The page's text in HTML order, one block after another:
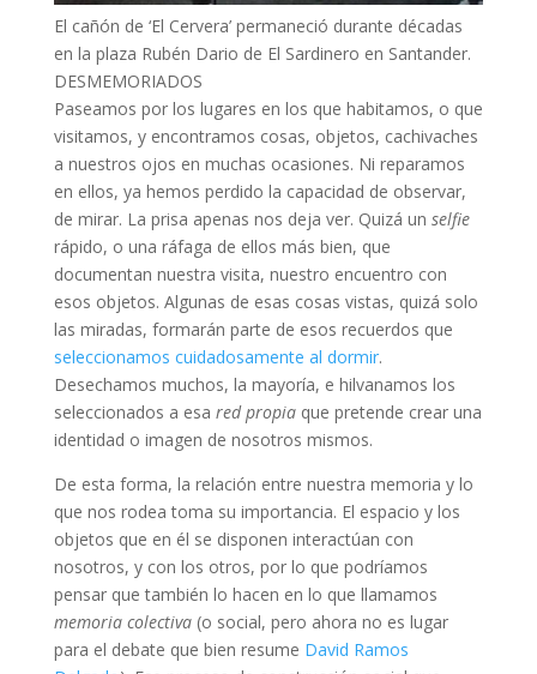
El cañón de ‘El Cervera’ permaneció durante décadas
en la plaza Rubén Dario de El Sardinero en Santander.
DESMEMORIADOS
Paseamos por los lugares en los que habitamos, o que
visitamos, y encontramos cosas, objetos, cachivaches
a nuestros ojos en muchas ocasiones. Ni reparamos
en ellos, ya hemos perdido la capacidad de observar,
de mirar. La prisa apenas nos deja ver. Quizá un selfie
rápido, o una ráfaga de ellos más bien, que
documentan nuestra visita, nuestro encuentro con
esos objetos. Algunas de esas cosas vistas, quizá solo
las miradas, formarán parte de esos recuerdos que
seleccionamos cuidadosamente al dormir.
Desechamos muchos, la mayoría, e hilvanamos los
seleccionados a esa red propia que pretende crear una
identidad o imagen de nosotros mismos.
De esta forma, la relación entre nuestra memoria y lo
que nos rodea toma su importancia. El espacio y los
objetos que en él se disponen interactúan con
nosotros, y con los otros, por lo que podríamos
pensar que también lo hacen en lo que llamamos
memoria colectiva (o social, pero ahora no es lugar
para el debate que bien resume David Ramos